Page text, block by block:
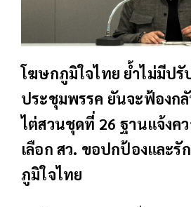
โฆษกภูมิใจไทย ย้ำไม่มีปรั
ประชุมพรรค ยันจะฟ้องก
ไต่สวนชุดที่ 26 ฐานแจ้งค
เลือก สว. ขอปกป้องและรั
ภูมิใจไทย